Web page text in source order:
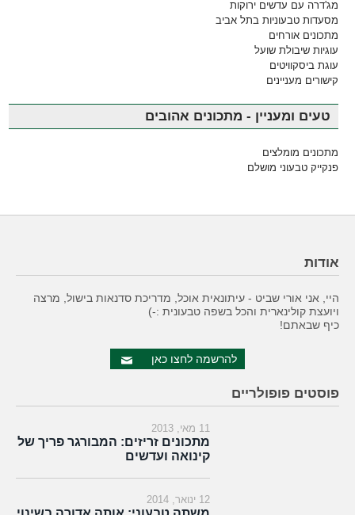
מג'דרה עם עדשים ירוקות
מסעדות טבעוניות בתל אביב
מתכונים אורחים
עוגיות שיבולת שועל
עוגת ביסקוויטים
קישורים מעניינים
טעים ומעניין - מתכונים אהובים
מתכונים מומלצים
פנקייק טבעוני מושלם
אודות
היי, אני אורי שביט - עיתונאית אוכל, מדריכת סדנאות בישול, מרצה
ויועצת קולינארית והכל בשפה טבעונית :-)
כיף שבאתם!
להרשמה לחצו כאן
פוסטים פופולריים
11 מאי, 2013
מתכונים זריזים: המבורגר פריך של
קינואה ועדשים
12 ינואר, 2014